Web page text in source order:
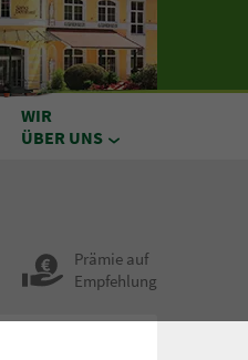
WIR
ÜBER UNS
Prämie auf
Empfehlung